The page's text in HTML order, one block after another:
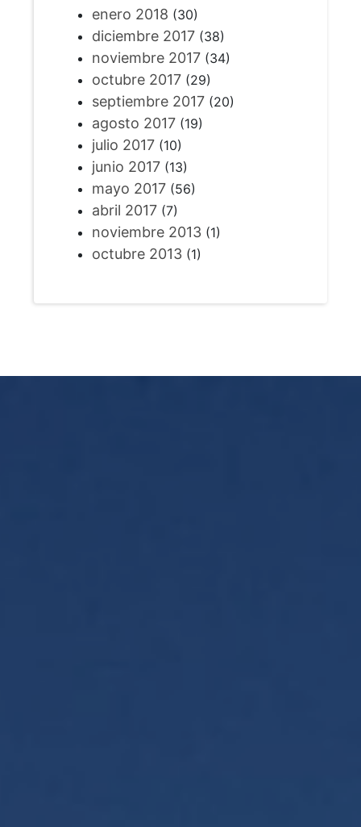
enero 2018 (30)
diciembre 2017(38)
noviembre 2017(34)
octubre 2017(29)
septiembre 2017(20)
agosto 2017(19)
julio 2017(10)
junio 2017(13)
mayo 2017(56)
abril 2017(7)
noviembre 2013(1)
octubre 2013(1)